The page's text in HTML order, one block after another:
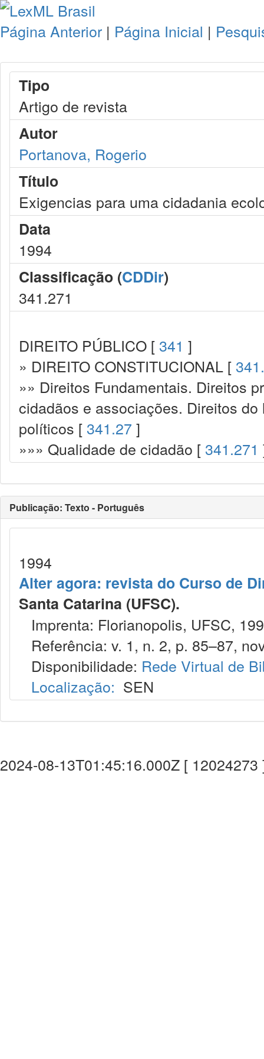
Página Anterior | Página Inicial |
Tipo
Artigo de revista
Autor
Portanova, Rogerio
Título
Exigencias para uma cidadania
Data
1994
Classificação (CDDir)
341.271
DIREITO PÚBLICO [ 341 ]
» DIREITO CONSTITUCIONAL [
»» Direitos Fundamentais. Direitos
cidadãos e associações. Direitos
políticos [ 341.27 ]
»»» Qualidade de cidadão [ 341.271
Publicação: Texto - Português
1994
Alter agora: revista do Curso de
Santa Catarina (UFSC).
Imprenta: Florianopolis, UFSC,
Referência: v. 1, n. 2, p. 85–87,
Disponibilidade: Rede Virtual de
Localização: SEN
2024-08-13T01:45:16.000Z [ 12024273